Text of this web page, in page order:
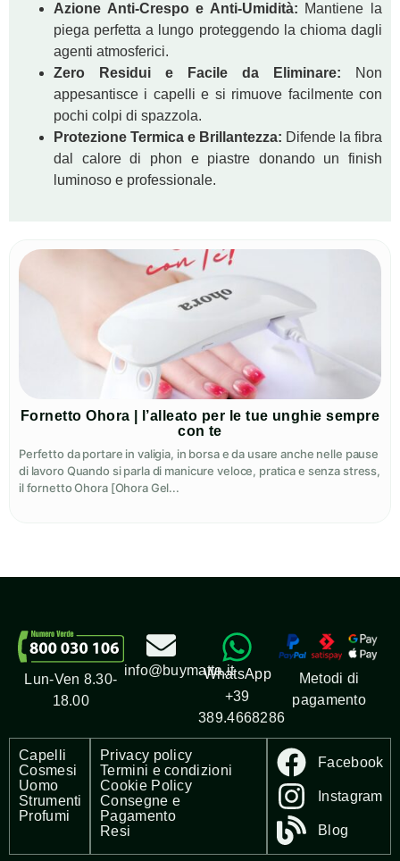
Azione Anti-Crespo e Anti-Umidità: Mantiene la
piega perfetta a lungo proteggendo la chioma dagli
agenti atmosferici.
Zero Residui e Facile da Eliminare: Non
appesantisce i capelli e si rimuove facilmente con
pochi colpi di spazzola.
Protezione Termica e Brillantezza: Difende la fibra
dal calore di phon e piastre donando un finish
luminoso e professionale.
Fornetto Ohora | l’alleato per le tue unghie sempre
con te
Perfetto da portare in valigia, in borsa e da usare anche nelle pause
di lavoro Quando si parla di manicure veloce, pratica e senza stress,
il fornetto Ohora [Ohora Gel...
Lun-Ven 8.30-
18.00
info@buymatta.itWhatsApp
+39
389.4668286
Metodi di
pagamento
Capelli
Cosmesi
Uomo
Strumenti
Profumi
Privacy policy
Termini e condizioni
Cookie Policy
Consegne e
Pagamento
Resi
Facebook
Instagram
Blog